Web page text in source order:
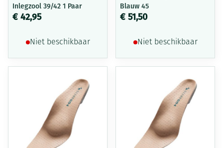
Inlegzool 39/42 1 Paar
€ 42,95
Niet beschikbaar
Blauw 45
€ 51,50
Niet beschikbaar